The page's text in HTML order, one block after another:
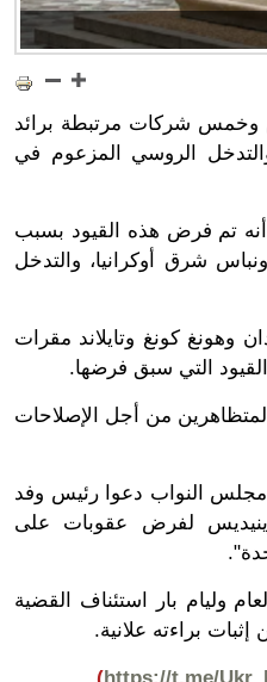
وخمس شركات مرتبطة برائد
والتدخل الروسي المزعوم في
أنه تم فرض هذه القيود بسبب
شرق أوكرانيا، والتدخل
وهونغ كونغ وتايلاند مقرات
التي سبق فرضها.
من أجل الإصلاحات
النواب دعوا رئيس وفد
لفرض عقوبات على
وليام بار استئناف القضية
براءته علانية.